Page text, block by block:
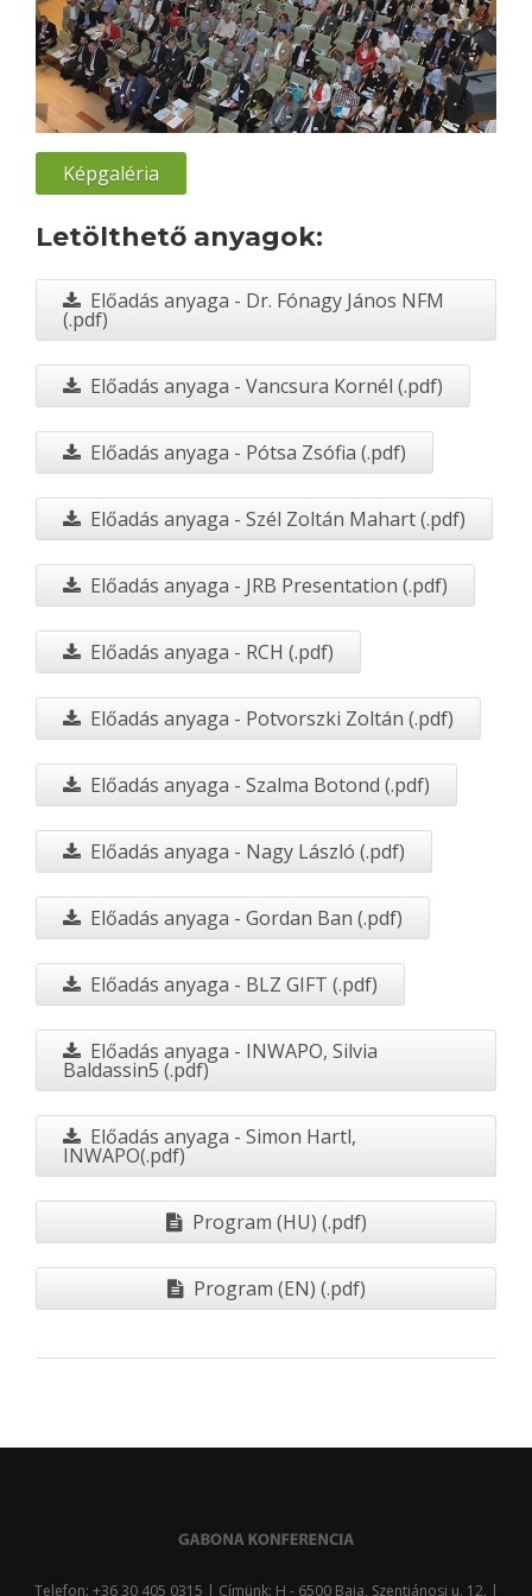
Képgaléria
Letölthető anyagok:
Előadás anyaga - Dr. Fónagy János NFM
(.pdf)
Előadás anyaga - Vancsura Kornél (.pdf)
Előadás anyaga - Pótsa Zsófia (.pdf)
Előadás anyaga - Szél Zoltán Mahart (.pdf)
Előadás anyaga - JRB Presentation (.pdf)
Előadás anyaga - RCH (.pdf)
Előadás anyaga - Potvorszki Zoltán (.pdf)
Előadás anyaga - Szalma Botond (.pdf)
Előadás anyaga - Nagy László (.pdf)
Előadás anyaga - Gordan Ban (.pdf)
Előadás anyaga - BLZ GIFT (.pdf)
Előadás anyaga - INWAPO, Silvia
Baldassin5 (.pdf)
Előadás anyaga - Simon Hartl,
INWAPO(.pdf)
Program (HU) (.pdf)
Program (EN) (.pdf)
Telefon: +36 30 405 0315 | Címünk: H - 6500 Baja, Szentjánosi u. 12. |